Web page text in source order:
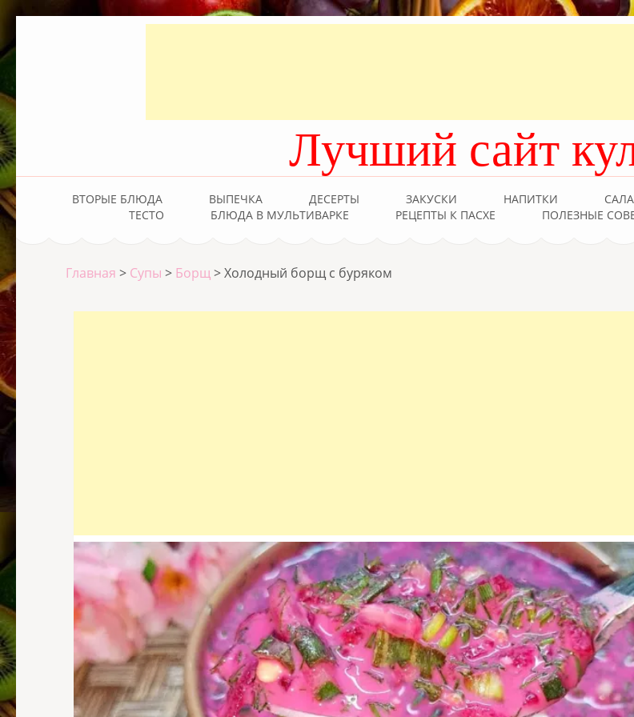
Лучший сайт
ВТОРЫЕ БЛЮДА ВЫПЕЧКА ДЕСЕРТЫ ЗАКУСКИ НАПИТКИ
ТЕСТО
БЛЮДА В МУЛЬТИВАРКЕ РЕЦЕПТЫ К ПАСХЕ ПОЛЕЗНЫЕ
Главная > Супы > Борщ>Холодный борщ с буряком